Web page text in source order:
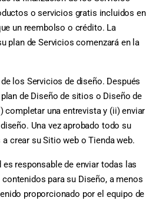
o servicios gratis incluidos en
un reembolso o crédito. La
plan de Servicios comenzará en la
los Servicios de diseño. Después
de Diseño de sitios o Diseño de
completar una entrevista y (ii) enviar
Una vez aprobado todo su
crear su Sitio web o Tienda web.
responsable de enviar todas las
para su Diseño, a menos
proporcionado por el equipo de